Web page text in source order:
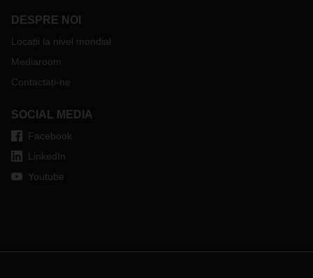
ceea ce va duce la cresterea timpilor de tranzit cu 30-40% si
la o reducere a capacitatii pietei cu aproximativ 40%. Pentru
express, impactul va fi imediat: costuri mai mari,
disponibilitate redusa si o scadere a fiabilitatii transporturilor
furnizorilor de solutii logistice integrate, stabile.
DESPRE NOI
Locații la nivel mondial
Mediaroom
Contactați-ne
SOCIAL MEDIA
Facebook
LinkedIn
Youtube